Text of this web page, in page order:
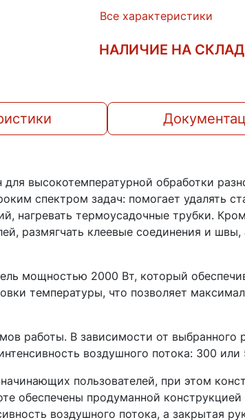
Все характеристики
НАЛИЧИЕ НА
высокотемпературной обработки
спектром задач: помогает удалять
нагревать термоусадочные трубки.
размягчать клеевые соединения и
мощностью 2000 Вт, который
температуры, что позволяет
работы. В зависимости от выбранного
воздушного потока: 300
пользователей, при этом
обеспечены продуманной
воздушного потока, а закрытая